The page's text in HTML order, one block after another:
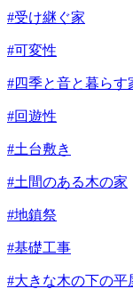
#受け継ぐ家
#可変性
#四季と音と暮らす
#回遊性
#土台敷き
#土間のある木の家
#地鎮祭
#基礎工事
#大きな木の下の平